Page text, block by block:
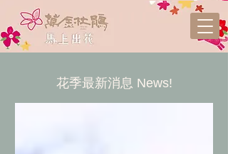
花季最新消息 News!